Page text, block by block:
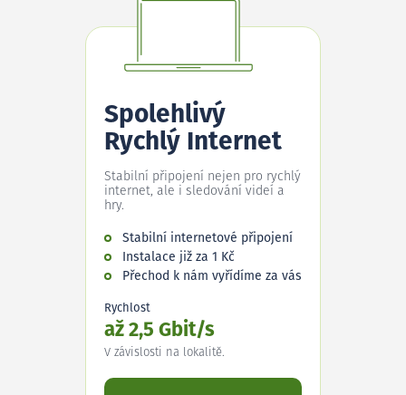
Spolehlivý
Rychlý Internet
Stabilní připojení nejen pro rychlý
internet, ale i sledování videí a
hry.
Stabilní internetové připojení
Instalace již za 1 Kč
Přechod k nám vyřídíme za vás
Rychlost
až 2,5 Gbit/s
V závislosti na lokalitě.